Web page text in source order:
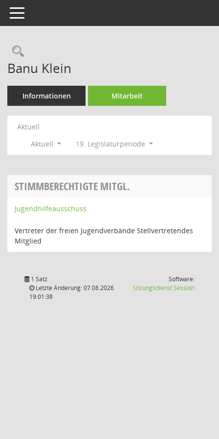
Toggle navigation
Rechercheauswahl
Banu Klein
Informationen Mitarbeit
Aktuell
Aktuell
19. Legislaturperiode
STIMMBERECHTIGTE MITGL.
Jugendhilfeausschuss
Vertreter der freien Jugendverbände Stellvertretendes
Mitglied
1 Satz
Letzte Änderung: 07.08.2026
19:01:38
Software:
SitzungsdienstSession(Wird in